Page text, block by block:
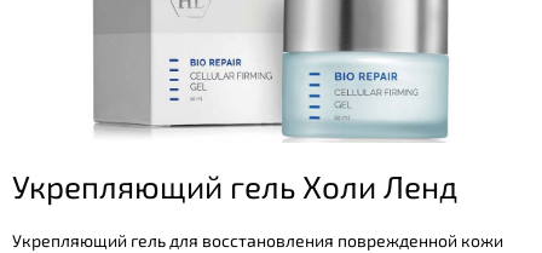
Укрепляющий гель Холи Ленд
Укрепляющий гель для восстановления поврежденной кожи